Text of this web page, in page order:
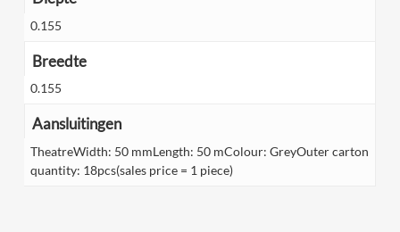
0.155
Breedte
0.155
Aansluitingen
TheatreWidth: 50 mmLength: 50 mColour: GreyOuter carton
quantity: 18pcs(sales price = 1 piece)